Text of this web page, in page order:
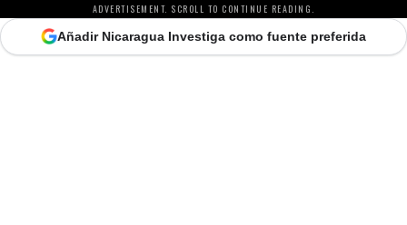
ADVERTISEMENT. SCROLL TO CONTINUE READING.
Añadir Nicaragua Investiga como fuente preferida